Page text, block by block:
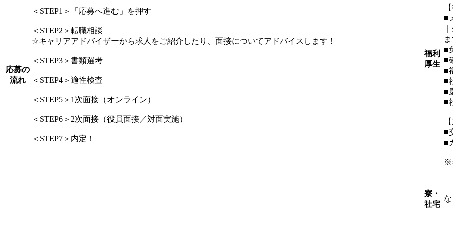
応募の
流れ
＜STEP1＞「応募へ進む」を押す
＜STEP2＞転職相談
☆キャリアアドバイザーから求人をご紹介したり、面接についてアドバイスします！
＜STEP3＞書類選考
＜STEP4＞適性検査
＜STEP5＞1次面接（オンライン）
＜STEP6＞2次面接（役員面接／対面実施）
＜STEP7＞内定！
福利
厚生
■
■
■
■
■
■
■
■
■
※
寮・
社宅